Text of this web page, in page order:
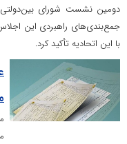
بین‌دولتی اتحادیه
این اجلاس خبر داد و بر
کرد.
عامل
مصرف در
مدیرکل دفتر
مشتریان شرکت